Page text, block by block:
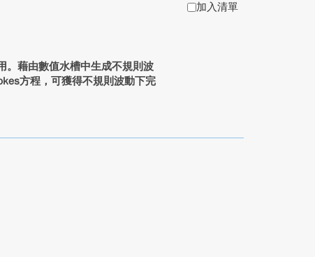
。藉由數值水槽中生成不規則波
方程，可獲得不規則波動下完
加入清單